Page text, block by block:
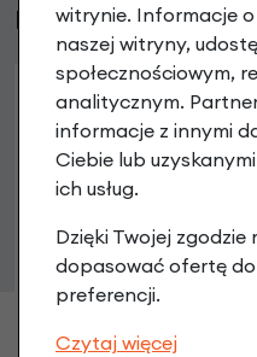
Podobne produkty
witrynie. Informacje
naszej witryny,
społecznościowym,
analitycznym.
informacje z innymi
Ciebie lub
ich usług.
Dzięki Twojej zgodzie
dopasować ofertę
preferencji.
Czytaj więcej